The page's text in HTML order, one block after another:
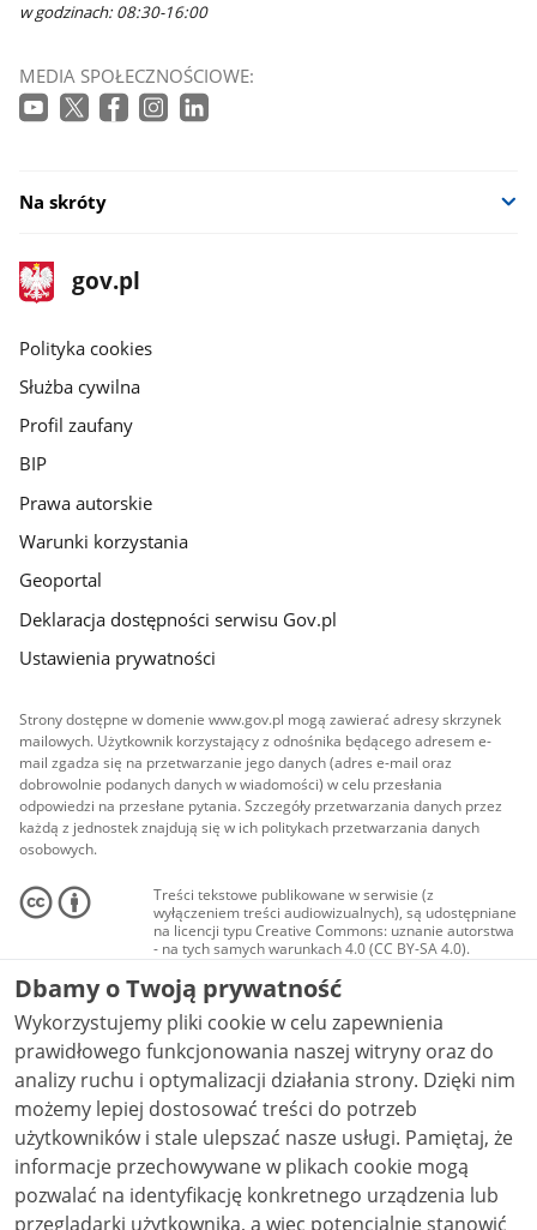
w godzinach: 08:30-16:00
MEDIA SPOŁECZNOŚCIOWE:
Na skróty
stopka
gov.pl
Strona
gov.pl
gov.pl
Polityka cookies
Służba cywilna
Profil zaufany
BIP
Prawa autorskie
Warunki korzystania
Geoportal
Deklaracja dostępności serwisu Gov.pl
Ustawienia prywatności
Strony dostępne w domenie www.gov.pl mogą zawierać adresy skrzynek
mailowych. Użytkownik korzystający z odnośnika będącego adresem e-
mail zgadza się na przetwarzanie jego danych (adres e-mail oraz
dobrowolnie podanych danych w wiadomości) w celu przesłania
odpowiedzi na przesłane pytania. Szczegóły przetwarzania danych przez
każdą z jednostek znajdują się w ich politykach przetwarzania danych
osobowych.
Treści tekstowe publikowane w serwisie (z
wyłączeniem treści audiowizualnych), są udostępniane
na licencji typu Creative Commons: uznanie autorstwa
- na tych samych warunkach 4.0 (CC BY-SA 4.0).
Materiały audiowizualne, w tym zdjęcia, materiały
audio i wideo, są udostępniane na licencji typu
Creative Commons: uznanie autorstwa użycie
niekomercyjne - bez utworów zależnych 4.0 (CC BY-
NC-ND 4.0), o ile nie jest to stwierdzone inaczej.
Dbamy o Twoją prywatność
Wykorzystujemy pliki cookie w celu zapewnienia
prawidłowego funkcjonowania naszej witryny oraz do
analizy ruchu i optymalizacji działania strony. Dzięki nim
możemy lepiej dostosować treści do potrzeb
użytkowników i stale ulepszać nasze usługi. Pamiętaj, że
informacje przechowywane w plikach cookie mogą
pozwalać na identyfikację konkretnego urządzenia lub
przeglądarki użytkownika, a więc potencjalnie stanowić